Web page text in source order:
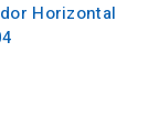
Horizontal